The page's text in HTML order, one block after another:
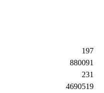
197
880091
231
4690519